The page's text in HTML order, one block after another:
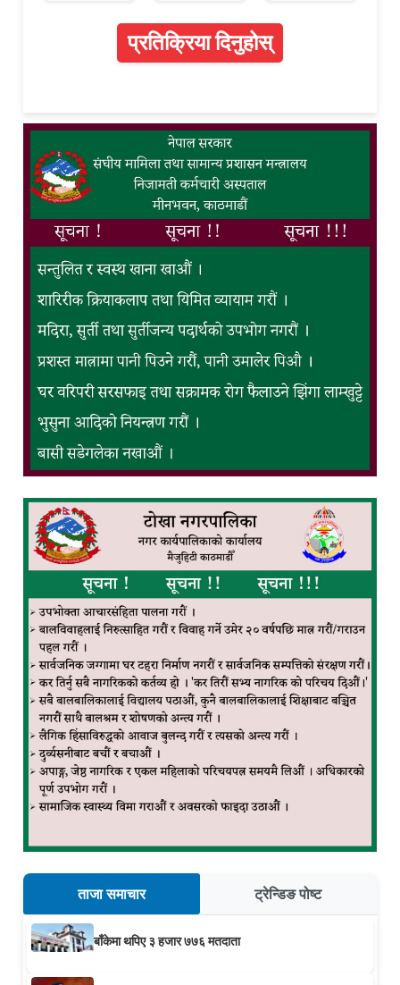
प्रतिक्रिया दिनुहोस्
ताजा समाचार ट्रेन्डिङ पोष्ट
बाँकेमा थपिए ३ हजार ७७६ मतदाता